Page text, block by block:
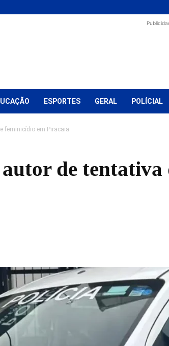
ESPORTES GERAL POLÍCIAL
feminicídio em Piracaia
de tentativa